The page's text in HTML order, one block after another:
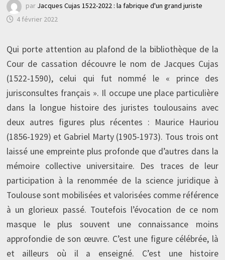
par Jacques Cujas 1522-2022 : la fabrique d'un grand juriste
4 février 2022
Qui porte attention au plafond de la bibliothèque de la
Cour de cassation découvre le nom de Jacques Cujas
(1522-1590), celui qui fut nommé le « prince des
jurisconsultes français ». Il occupe une place particulière
dans la longue histoire des juristes toulousains avec
deux autres figures plus récentes : Maurice Hauriou
(1856-1929) et Gabriel Marty (1905-1973). Tous trois ont
laissé une empreinte plus profonde que d’autres dans la
mémoire collective universitaire. Des traces de leur
participation à la renommée de la science juridique à
Toulouse sont mobilisées et valorisées comme référence
à un glorieux passé. Toutefois l’évocation de ce nom
masque le plus souvent une connaissance moins
approfondie de son œuvre. C’est une figure célébrée, là
et ailleurs où il a enseigné. C’est une histoire